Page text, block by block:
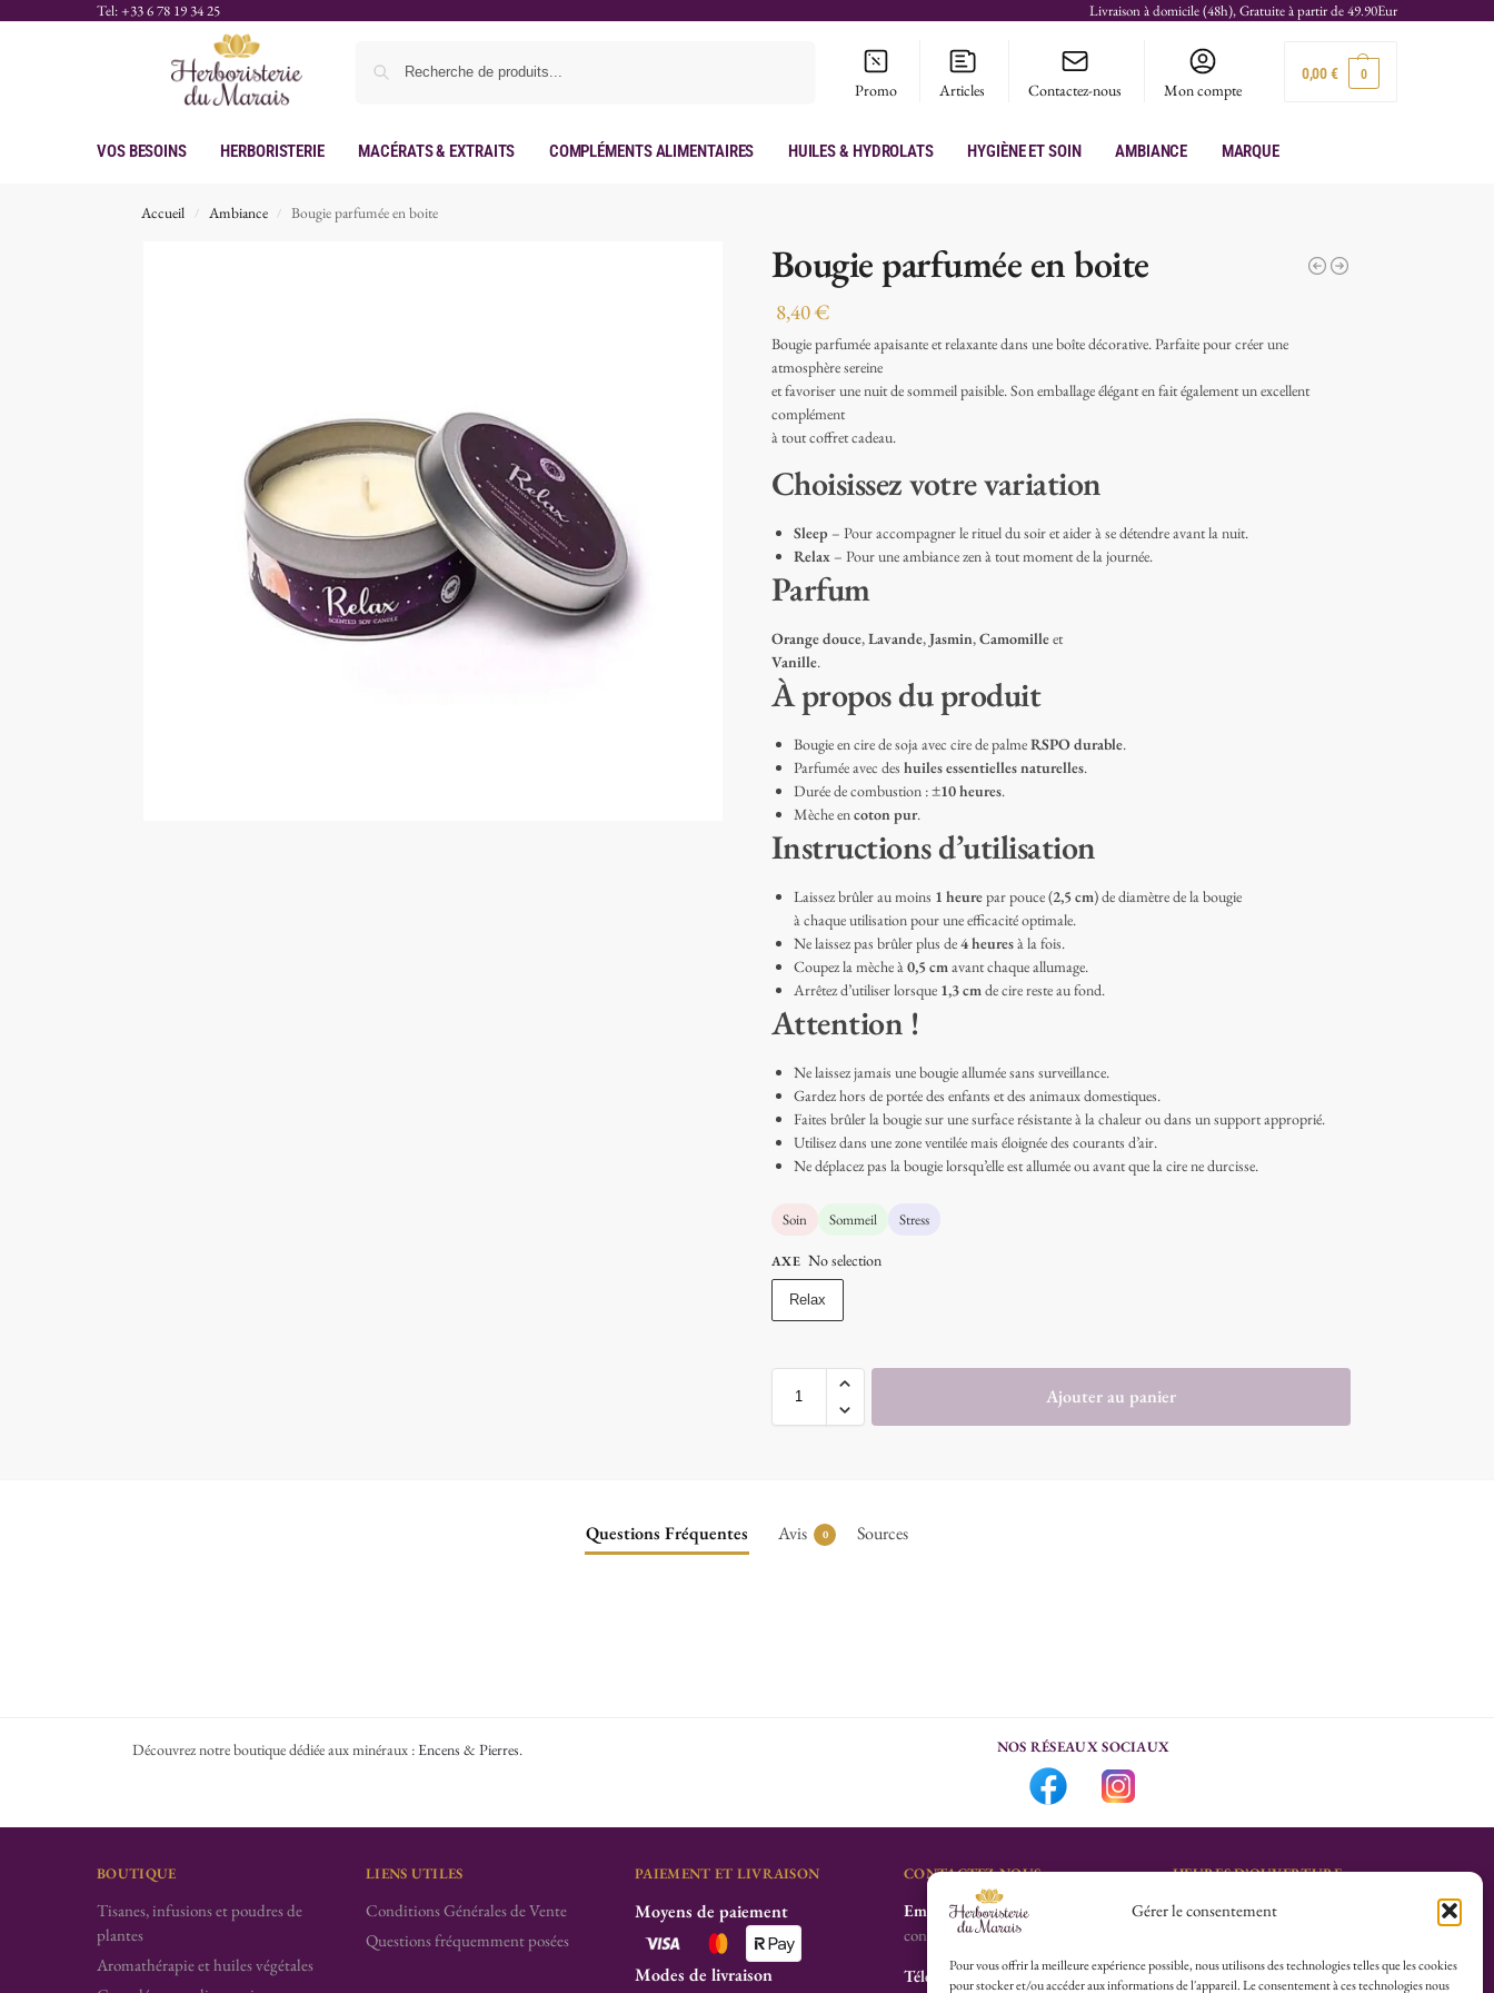
Gérer le consentement
Pour vous offrir la meilleure expérience possible, nous utilisons des technologies telles que les cookies
pour stocker et/ou accéder aux informations de l'appareil. Le consentement à ces technologies nous
Tel: +33 6 78 19 34 25 Livraison à domicile (48h), Gratuite à partir de 49.90Eur
Promo Articles Contactez-nous Mon compte
0,00€ 0
Vos Besoins Herboristerie Macérats & Extraits Compléments Alimentaires Huiles & hydrolats Hygiène et soin Ambiance Marque
Accueil / Ambiance / Bougie parfumée en boite
Bougie parfumée en boite
8,40€
Bougie parfumée apaisante et relaxante dans une boîte décorative. Parfaite pour créer une
atmosphère sereine
et favoriser une nuit de sommeil paisible. Son emballage élégant en fait également un excellent
complément
à tout coffret cadeau.
Choisissez votre variation
Sleep– Pour accompagner le rituel du soir et aider à se détendre avant la nuit.
Relax – Pour une ambiance zen à tout moment de la journée.
Parfum
Orange douce, Lavande, Jasmin, Camomilleet
Vanille.
À propos du produit
Bougie en cire de soja avec cire de palmeRSPO durable.
Parfumée avec des huiles essentielles naturelles.
Durée de combustion :±10 heures.
Mèche encoton pur.
Instructions d’utilisation
Laissez brûler au moins 1 heurepar pouce (2,5 cm) de diamètre de la bougie
à chaque utilisation pour une efficacité optimale.
Ne laissez pas brûler plus de4 heuresà la fois.
Coupez la mèche à 0,5 cm avant chaque allumage.
Arrêtez d’utiliser lorsque 1,3 cm de cire reste au fond.
Attention !
Ne laissez jamais une bougie allumée sans surveillance.
Gardez hors de portée des enfants et des animaux domestiques.
Faites brûler la bougie sur une surface résistante à la chaleur ou dans un support approprié.
Utilisez dans une zone ventilée mais éloignée des courants d’air.
Ne déplacez pas la bougie lorsqu’elle est allumée ou avant que la cire ne durcisse.
Soin Sommeil Stress
AXE No selection
Relax
Ajouter au panier
Questions Fréquentes Avis 0 Sources
Découvrez notre boutique dédiée aux minéraux :Encens & Pierres. NOS RÉSEAUX SOCIAUX
BOUTIQUE
Tisanes, infusions et poudres de
plantes
Aromathérapie et huiles végétales
LIENS UTILES
Conditions Générales de Vente
Questions fréquemment posées
PAIEMENT ET LIVRAISON
Moyens de paiement
Modes de livraison
CONTACTEZ-NOUS
Email
contact@herbomarais.fr
Téléphone
HEURES D’OUVERTURE
Lu-Sa : 10h30/13h30 –
Dim (Oct à Mai) : 12h/17h30